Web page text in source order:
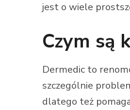
jest o wiele
Czym są
Dermedic to
szczególnie
dlatego też